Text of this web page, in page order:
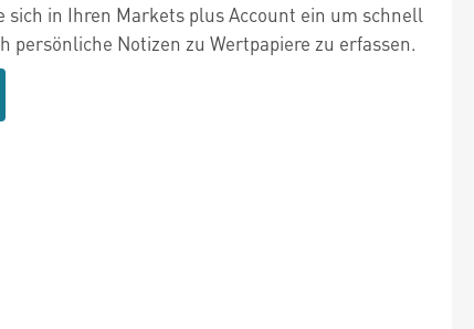
sich in Ihren Markets plus Account ein um schnell
persönliche Notizen zu Wertpapiere zu erfassen.